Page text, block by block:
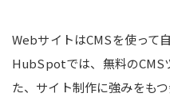
WebサイトはCMSを使って
HubSpotでは、無料のCMS
た、サイト制作に強みをも